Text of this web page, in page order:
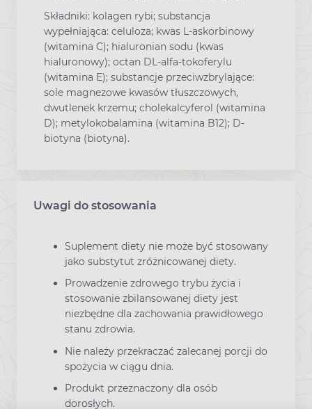
Składniki: kolagen rybi; substancja
wypełniająca: celuloza; kwas L-askorbinowy
(witamina C); hialuronian sodu (kwas
hialuronowy); octan DL-alfa-tokoferylu
(witamina E); substancje przeciwzbrylające:
sole magnezowe kwasów tłuszczowych,
dwutlenek krzemu; cholekalcyferol (witamina
D); metylokobalamina (witamina B12); D-
biotyna (biotyna).
Uwagi do stosowania
Suplement diety nie może być stosowany
jako substytut zróżnicowanej diety.
Prowadzenie zdrowego trybu życia i
stosowanie zbilansowanej diety jest
niezbędne dla zachowania prawidłowego
stanu zdrowia.
Nie należy przekraczać zalecanej porcji do
spożycia w ciągu dnia.
Produkt przeznaczony dla osób
dorosłych.